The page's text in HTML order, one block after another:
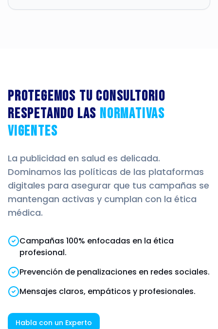
Protegemos tu consultorio
respetando las normativas
vigentes
La publicidad en salud es delicada.
Dominamos las políticas de las plataformas
digitales para asegurar que tus campañas se
mantengan activas y cumplan con la ética
médica.
Campañas 100% enfocadas en la ética
profesional.
Prevención de penalizaciones en redes sociales.
Mensajes claros, empáticos y profesionales.
Habla con un Experto